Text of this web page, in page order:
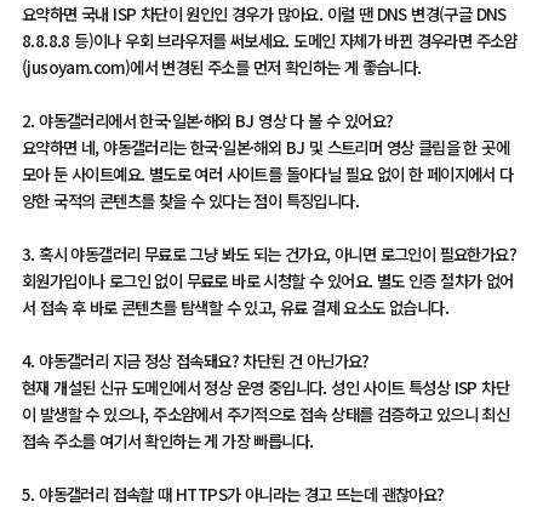
요약하면 국내 ISP 차단이 원인인 경우가 많아요. 이럴 땐 DNS 변경(구글 DNS
8.8.8.8 등)이나 우회 브라우저를 써보세요. 도메인 자체가 바뀐 경우라면 주소얌
(jusoyam.com)에서 변경된 주소를 먼저 확인하는 게 좋습니다.
2. 야동갤러리에서 한국·일본·해외 BJ 영상 다 볼 수 있어요?
요약하면 네, 야동갤러리는 한국·일본·해외 BJ 및 스트리머 영상 클립을 한 곳에
모아 둔 사이트예요. 별도로 여러 사이트를 돌아다닐 필요 없이 한 페이지에서 다
양한 국적의 콘텐츠를 찾을 수 있다는 점이 특징입니다.
3. 혹시 야동갤러리 무료로 그냥 봐도 되는 건가요, 아니면 로그인이 필요한가요?
회원가입이나 로그인 없이 무료로 바로 시청할 수 있어요. 별도 인증 절차가 없어
서 접속 후 바로 콘텐츠를 탐색할 수 있고, 유료 결제 요소도 없습니다.
4. 야동갤러리 지금 정상 접속돼요? 차단된 건 아닌가요?
현재 개설된 신규 도메인에서 정상 운영 중입니다. 성인 사이트 특성상 ISP 차단
이 발생할 수 있으나, 주소얌에서 주기적으로 접속 상태를 검증하고 있으니 최신
접속 주소를 여기서 확인하는 게 가장 빠릅니다.
5. 야동갤러리 접속할 때 HTTPS가 아니라는 경고 뜨는데 괜찮아요?